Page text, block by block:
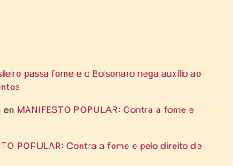
passa fome e o Bolsonaro nega auxílio ao
en MANIFESTO POPULAR: Contra a fome e
POPULAR: Contra a fome e pelo direito de